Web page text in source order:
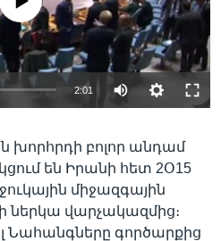
2:01
խորհրդի բոլոր անդամ
են Իրանի հետ 2Օ15
միջազգային
ներկա վարչակազմից։
Նահանգները գործարքից